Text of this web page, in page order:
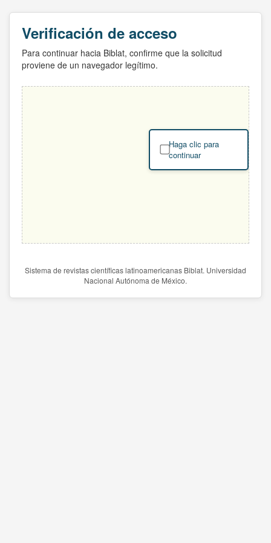
Verificación de acceso
Para continuar hacia Biblat, confirme que la solicitud
proviene de un navegador legítimo.
Haga clic para
continuar
Sistema de revistas científicas latinoamericanas Biblat. Universidad
Nacional Autónoma de México.